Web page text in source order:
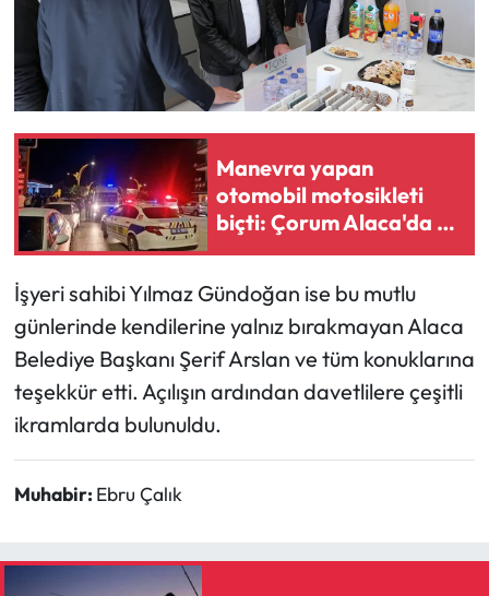
Manevra yapan
otomobil motosikleti
biçti: Çorum Alaca'da 1
kişinin durumu ağır
İşyeri sahibi Yılmaz Gündoğan ise bu mutlu
günlerinde kendilerine yalnız bırakmayan Alaca
Belediye Başkanı Şerif Arslan ve tüm konuklarına
teşekkür etti. Açılışın ardından davetlilere çeşitli
ikramlarda bulunuldu.
Muhabir: Ebru Çalık
Yemek Tarifleri
Yerel Haberler